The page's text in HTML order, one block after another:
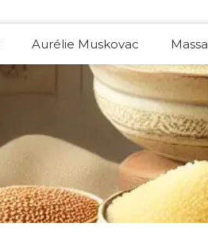
Aurélie Muskovac